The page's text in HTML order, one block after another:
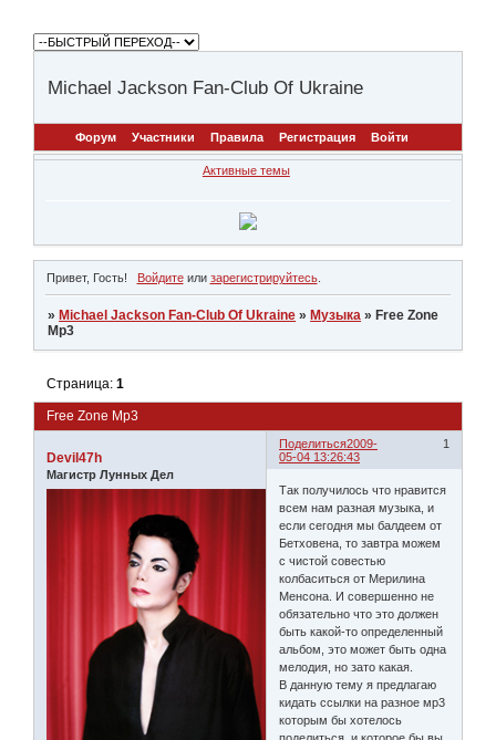
Michael Jackson Fan-Club Of Ukraine
Форум Участники Правила Регистрация Войти
Активные темы
Привет, Гость! Войдитеили зарегистрируйтесь.
» Michael Jackson Fan-Club Of Ukraine » Музыка » Free Zone
Mp3
Free Zone Mp3
Страница:1
Поделиться 1
2009-
05-04 13:26:43
Devil47h
Магистр Лунных Дел
Так получилось что нравится
всем нам разная музыка, и
если сегодня мы балдеем от
Бетховена, то завтра можем
с чистой совестью
колбаситься от Мерилина
Менсона. И совершенно не
обязательно что это должен
быть какой-то определенный
альбом, это может быть одна
мелодия, но зато какая.
В данную тему я предлагаю
кидать ссылки на разное мр3
которым бы хотелось